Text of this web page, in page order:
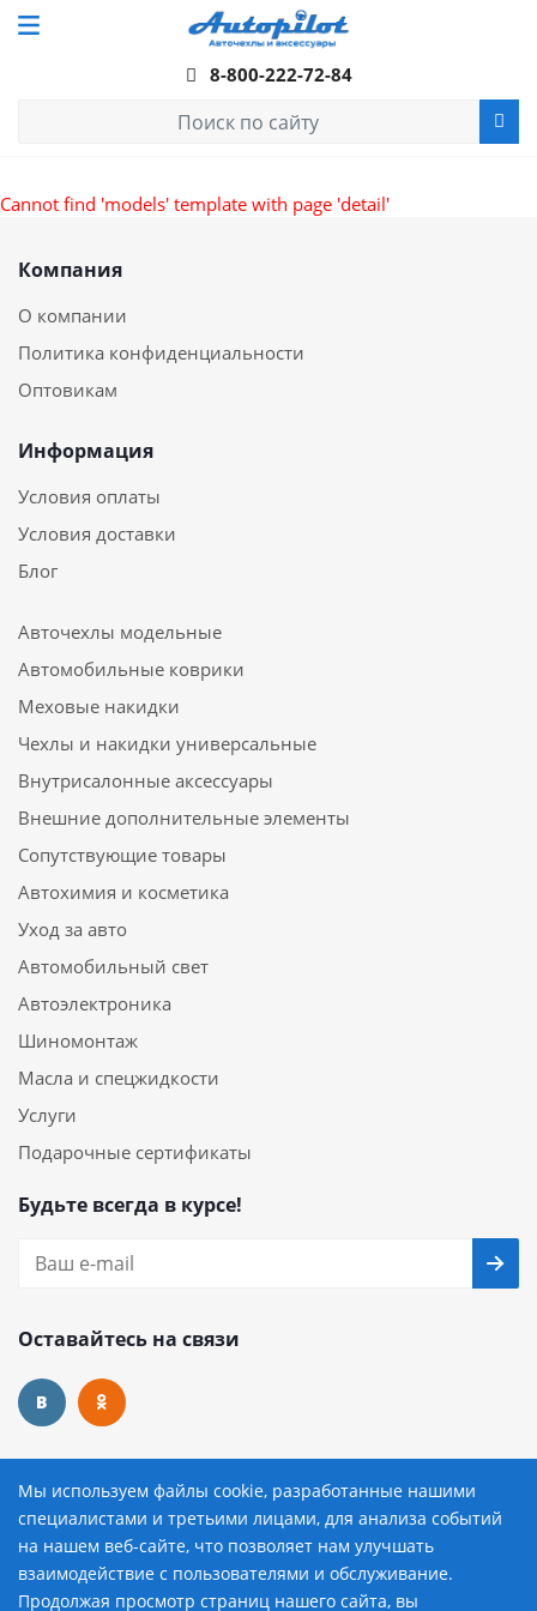
8-800-222-72-84
Cannot find 'models' template with page 'detail'
Компания
О компании
Политика конфиденциальности
Оптовикам
Информация
Условия оплаты
Условия доставки
Блог
Авточехлы модельные
Автомобильные коврики
Меховые накидки
Чехлы и накидки универсальные
Внутрисалонные аксессуары
Внешние дополнительные элементы
Сопутствующие товары
Автохимия и косметика
Уход за авто
Автомобильный свет
Автоэлектроника
Шиномонтаж
Масла и спецжидкости
Услуги
Подарочные сертификаты
Будьте всегда в курсе!
Оставайтесь на связи
Наши контакты
8 (800) 222-72-84
avtopilot@avtopilot-ekat.ru
Мы используем файлы cookie, разработанные нашими
специалистами и третьими лицами, для анализа событий
на нашем веб-сайте, что позволяет нам улучшать
взаимодействие с пользователями и обслуживание.
Продолжая просмотр страниц нашего сайта, вы